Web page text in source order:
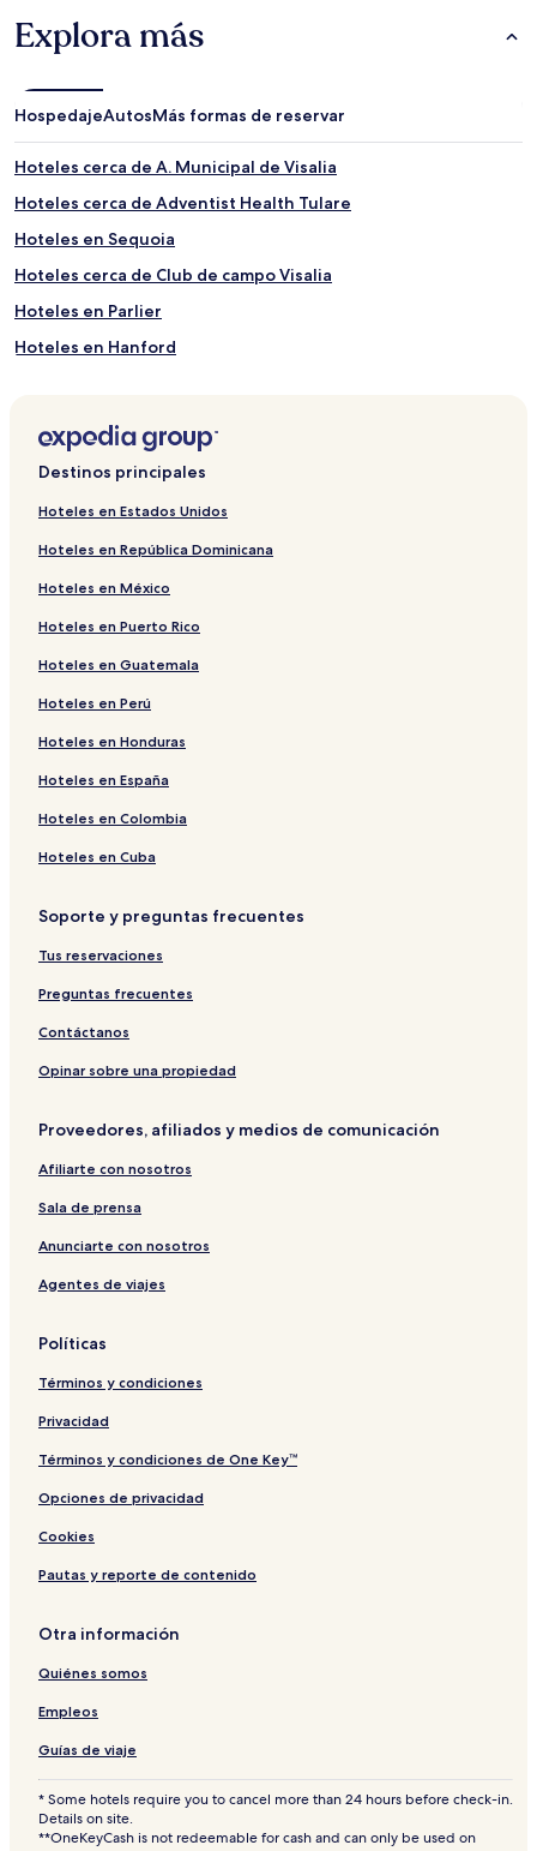
cambios.
Aplican
Explora más
HospedajeAutosMás formas de reservar
Hoteles cerca de A. Municipal de Visalia
Hoteles cerca de Adventist Health Tulare
Hoteles en Sequoia
Hoteles cerca de Club de campo Visalia
Hoteles en Parlier
Hoteles en Hanford
Hoteles en Orosi
Hoteles cerca de Parque del Centro Cívico de Hanford
Hoteles cerca de Centro de convenciones Visalia
Hoteles cerca de Parque Nacional de las Secuoyas
Hoteles en Three Rivers
Hoteles con desayuno incluido en California
Hoteles cerca de Adventist Health Hanford
Hoteles con alberca en Hanford
Hoteles 2 estrellas en Three Rivers
Moteles en Valle Central
Hoteles baratos en Hanford
Hoteles en Woodville
Hoteles en Armona
Hoteles cerca de Casino Tachi Palace
Hoteles en Tulare
Hoteles en Reedley
Hoteles de lujo en California
Hoteles en Orange Cove
Hoteles en Sultana
Hoteles con estacionamiento en Tulare
Hoteles para ir de compras en California
Hoteles cerca de Cámara de Comercio de Sequoia Foothills
Hoteles boutique en California
Hoteles en Kingsburg
Hoteles familiares en California
Hoteles de negocios en California
Hoteles cerca de Mooney Grove Park
Hoteles en Visalia
Hoteles en Lindsay
Hoteles cerca de Sensia Salon and Day Spa
Hoteles en Hoffman Point
Hoteles en List
Hoteles cerca de Piscina de la ciudad de Porterville
Destinos principales
Hoteles en Estados Unidos
Hoteles en República Dominicana
Hoteles en México
Hoteles en Puerto Rico
Hoteles en Guatemala
Hoteles en Perú
Hoteles en Honduras
Hoteles en España
Hoteles en Colombia
Hoteles en Cuba
Soporte y preguntas frecuentes
Tus reservaciones
Preguntas frecuentes
Contáctanos
Opinar sobre una propiedad
Proveedores, afiliados y medios de comunicación
Afiliarte con nosotros
Sala de prensa
Anunciarte con nosotros
Agentes de viajes
Políticas
Términos y condiciones
Privacidad
Términos y condiciones de One Key™
Opciones de privacidad
Cookies
Pautas y reporte de contenido
Otra información
Quiénes somos
Empleos
Guías de viaje
* Some hotels require you to cancel more than 24 hours before check-in.
Details on site.
**OneKeyCash is not redeemable for cash and can only be used on